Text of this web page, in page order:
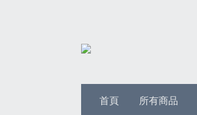
首頁 所有商品